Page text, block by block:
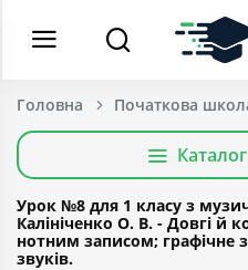
Головна Початкова
Урок №8 для 1 класу з
Калініченко О. В. - Довгі й
нотним записом; графічне
звуків.